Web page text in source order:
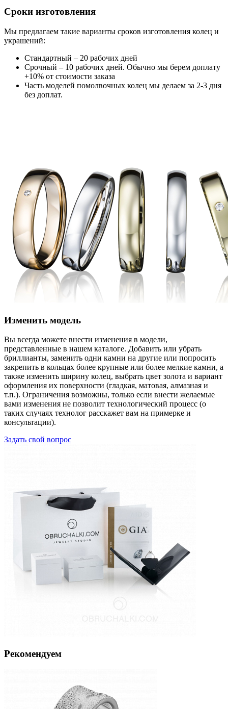
Сроки изготовления
Мы предлагаем такие варианты сроков изготовления колец и
украшений:
Стандартный – 20 рабочих дней
Срочный – 10 рабочих дней. Обычно мы берем доплату
+10% от стоимости заказа
Часть моделей помолвочных колец мы делаем за 2-3 дня
без доплат.
Изменить модель
Вы всегда можете внести изменения в модели,
представленные в нашем каталоге. Добавить или убрать
бриллианты, заменить одни камни на другие или попросить
закрепить в кольцах более крупные или более мелкие камни, а
также изменить ширину колец, выбрать цвет золота и вариант
оформления их поверхности (гладкая, матовая, алмазная и
т.п.). Ограничения возможны, только если внести желаемые
вами изменения не позволит технологический процесс (о
таких случаях технолог расскажет вам на примерке и
консультации).
Задать свой вопрос
Рекомендуем